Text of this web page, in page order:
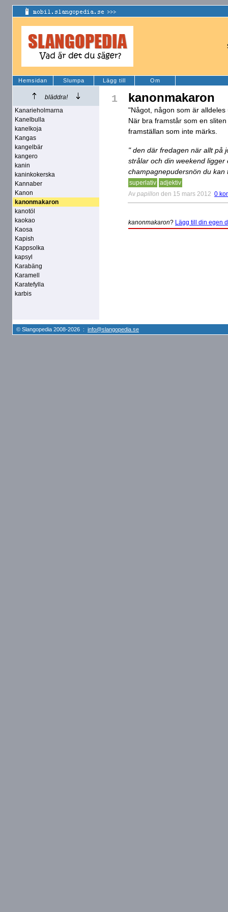
Hemsidan Slumpa Lägg till Om
bläddra!
Kanarieholmarna
Kanelbulla
kanelkoja
Kangas
kangelbär
kangero
kanin
kaninkokerska
Kannaber
Kanon
kanonmakaron
kanotöl
kaokao
Kaosa
Kapish
Kappsolka
kapsyl
Karabäng
Karamell
Karatefylla
karbis
1 kanonmakaron
"Något, någon som är
När bra framstår som en
framställan som inte märks.
" den där fredagen när allt på
strålar och din weekend
champagnepudersnön du
superlativ adjektiv
Av papillon den 15 mars 2012 0
kanonmakaron? Lägg till din egen
© Slangopedia 2008-2026 : info@slangopedia.se